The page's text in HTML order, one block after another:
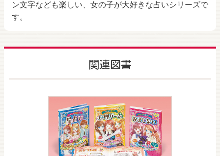
ン文字なども楽しい、女の子が大好きな占いシリーズで
す。
関連図書